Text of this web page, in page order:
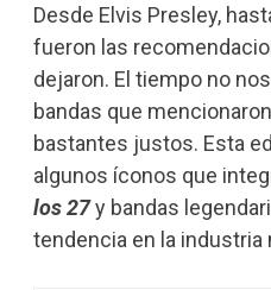
Desde Elvis Presley,
fueron las
dejaron. El tiempo no
bandas que
bastantes justos. Esta
algunos íconos que
los 27y bandas
tendencia en la industria